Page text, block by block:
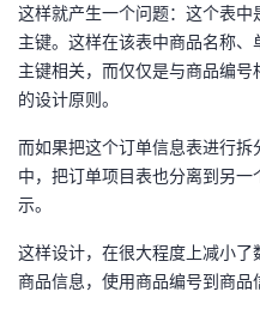
程
认
证
的
实
验
我
的
收
支
持
声
建
议
这样就产生一个问题：这个表
主键。这样在该表中商品名称
主键相关，而仅仅是与商品编
的设计原则。
而如果把这个订单信息表进行
中，把订单项目表也分离到另
示。
这样设计，在很大程度上减小
商品信息，使用商品编号到商品